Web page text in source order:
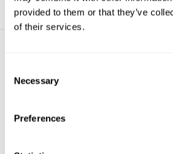
provided to them or that they’ve
of their services.
Selection
Necessary
Preferences
Dit